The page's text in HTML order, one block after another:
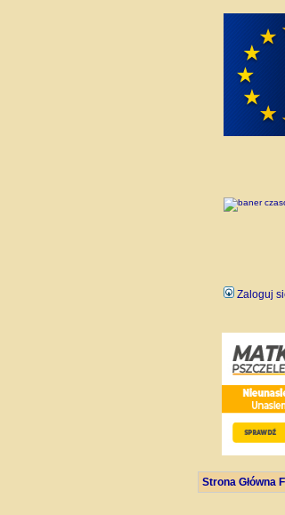
Zaloguj
Strona Główna